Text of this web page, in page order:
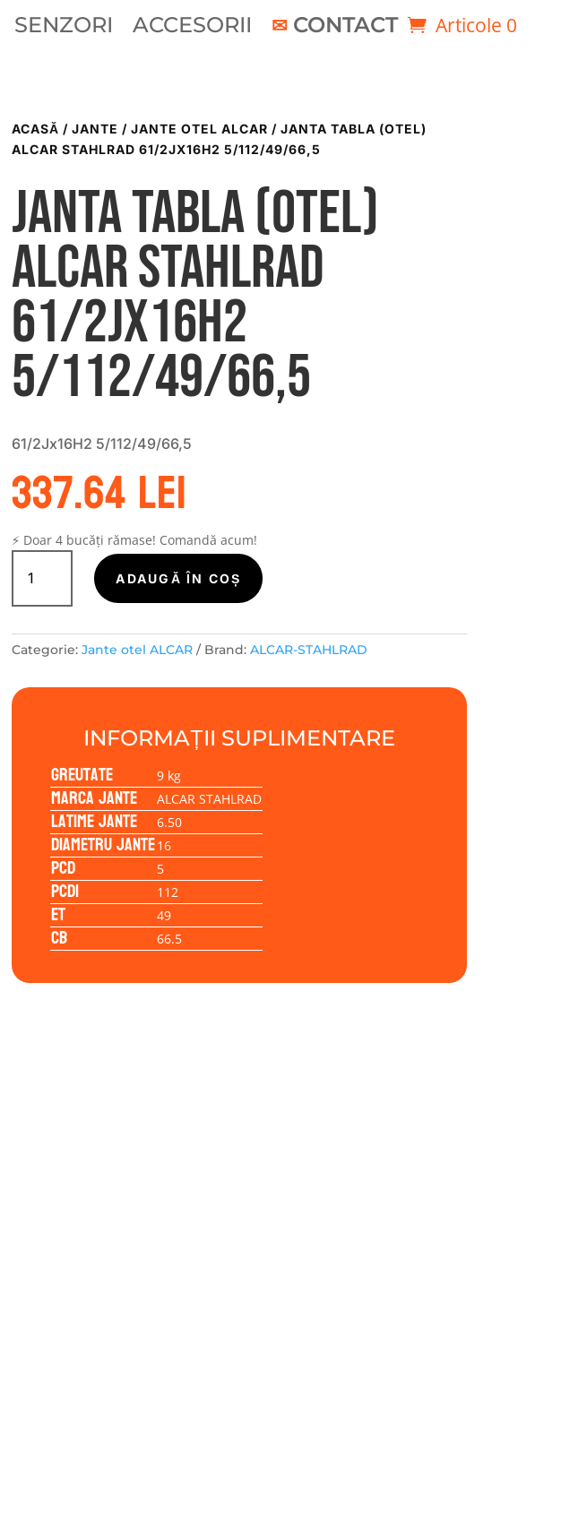
SENZORI ACCESORII CONTACT Articole 0
ACASĂ / JANTE / JANTE OTEL ALCAR / JANTA TABLA (OTEL)
ALCAR STAHLRAD 61/2JX16H2 5/112/49/66,5
Janta tabla (otel)
ALCAR STAHLRAD
61/2Jx16H2
5/112/49/66,5
61/2Jx16H2 5/112/49/66,5
337.64lei
⚡ Doar 4 bucăți rămase! Comandă acum!
Cantitate
Janta
tabla
ALCAR
STAHLRAD
61/2Jx16H2
5/112/49/66,5
ADAUGĂ ÎN COȘ
Categorie: Jante otel ALCAR Brand: ALCAR-STAHLRAD
INFORMAȚII SUPLIMENTARE
Greutate 9 kg
Marca jante ALCAR STAHLRAD
Latime jante 6.50
Diametru jante16
PCD 5
PCD1 112
ET 49
CB 66.5